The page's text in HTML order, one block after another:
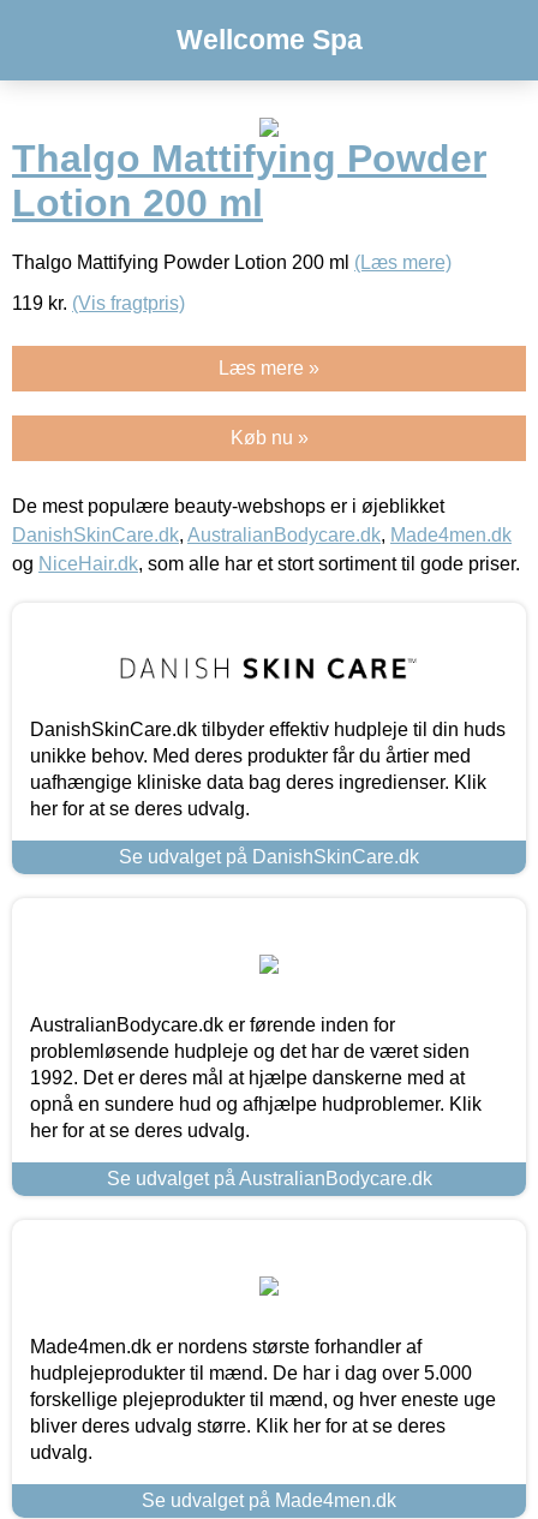
Wellcome Spa
Thalgo Mattifying Powder
Lotion 200 ml
Thalgo Mattifying Powder Lotion 200 ml (Læs mere)
119 kr. (Vis fragtpris)
Læs mere »
Køb nu »
De mest populære beauty-webshops er i øjeblikket
DanishSkinCare.dk, AustralianBodycare.dk, Made4men.dk
og NiceHair.dk, som alle har et stort sortiment til gode priser.
DanishSkinCare.dk tilbyder effektiv hudpleje til din huds
unikke behov. Med deres produkter får du årtier med
uafhængige kliniske data bag deres ingredienser. Klik
her for at se deres udvalg.
Se udvalget på DanishSkinCare.dk
AustralianBodycare.dk er førende inden for
problemløsende hudpleje og det har de været siden
1992. Det er deres mål at hjælpe danskerne med at
opnå en sundere hud og afhjælpe hudproblemer. Klik
her for at se deres udvalg.
Se udvalget på AustralianBodycare.dk
Made4men.dk er nordens største forhandler af
hudplejeprodukter til mænd. De har i dag over 5.000
forskellige plejeprodukter til mænd, og hver eneste uge
bliver deres udvalg større. Klik her for at se deres
udvalg.
Se udvalget på Made4men.dk